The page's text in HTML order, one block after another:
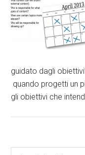
guidato dagli
quando progetti un
gli obiettivi che